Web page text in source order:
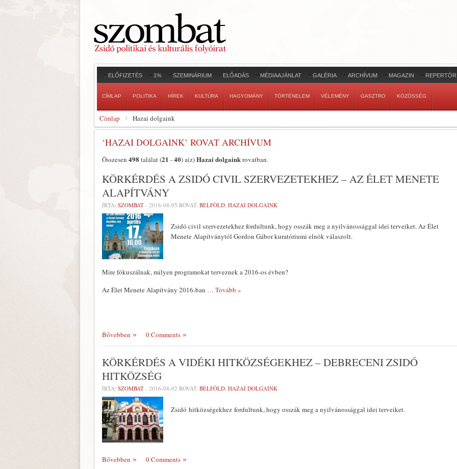
ELŐFIZETÉS 1% SZEMINÁRIUM ELŐADÁS MÉDIAAJÁNLAT GALÉRIA ARCHÍVUM MAGAZIN
CÍMLAP POLITIKA HÍREK KULTÚRA HAGYOMÁNY TÖRTÉNELEM VÉLEMÉNY GASZTRO KÖZÖSSÉG
Címlap Hazai dolgaink
‘HAZAI DOLGAINK’ ROVAT ARCHÍVUM
Összesen 498 találat (21 -40) a(z)Hazai dolgainkrovatban.
KÖRKÉRDÉS A ZSIDÓ CIVIL SZERVEZETEKHEZ – AZ ÉLET MENETE
ALAPÍTVÁNY
ÍRTA: SZOMBAT - 2016-04-05 ROVAT: BELFÖLD, HAZAI DOLGAINK
Zsidó civil szervezetekhez fordultunk, hogy osszák meg a nyilvánossággal idei terveiket. Az Élet
Menete Alapítványtól Gordon Gábor kuratóriumi elnök válaszolt.
Mire fókuszálnak, milyen programokat terveznek a 2016-os évben?
Az Élet Menete Alapítvány 2016-ban … Tovább »
Bővebben 0 Comments
KÖRKÉRDÉS A VIDÉKI HITKÖZSÉGEKHEZ – DEBRECENI ZSIDÓ
HITKÖZSÉG
ÍRTA: SZOMBAT - 2016-04-02 ROVAT: BELFÖLD, HAZAI DOLGAINK
Zsidó hitközségekhez fordultunk, hogy osszák meg a nyilvánossággal idei terveiket.
Bővebben 0 Comments